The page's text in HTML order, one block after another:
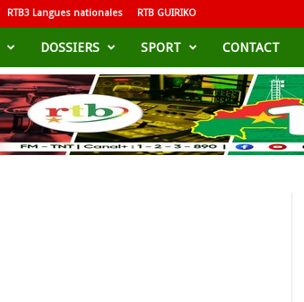
RTB3 Langues nationales RTB GUIRIKO
DOSSIERS SPORT CONTACT